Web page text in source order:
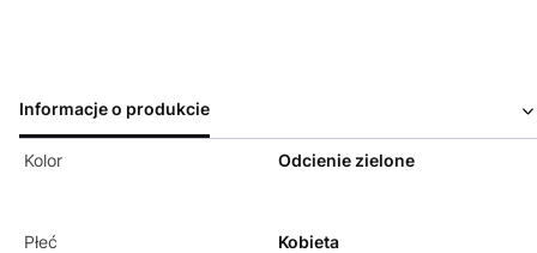
Informacje o produkcie
Kolor Odcienie zielone
Płeć Kobieta